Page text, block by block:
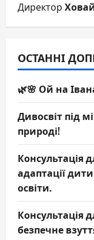
Директор
ОСТАННІ
🌿🌸 Ой на
Дивосвіт під
природі!
Консультація
адаптації
освіти.
Консультація
безпечне